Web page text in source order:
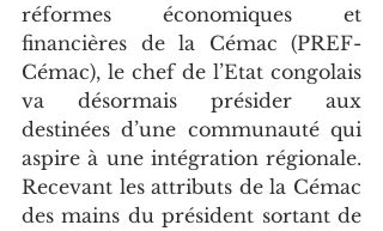
réformes économiques et
financières de la Cémac (PREF-
Cémac), le chef de l’Etat congolais
va désormais présider aux
destinées d’une communauté qui
aspire à une intégration régionale.
Recevant les attributs de la Cémac
des mains du président sortant de